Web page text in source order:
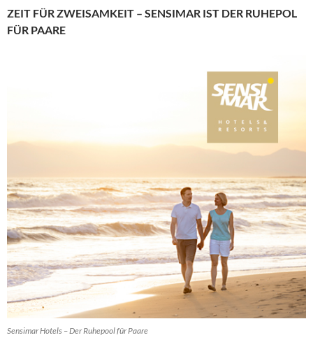
ZEIT FÜR ZWEISAMKEIT – SENSIMAR IST DER RUHEPOL
FÜR PAARE
Sensimar Hotels – Der Ruhepool für Paare